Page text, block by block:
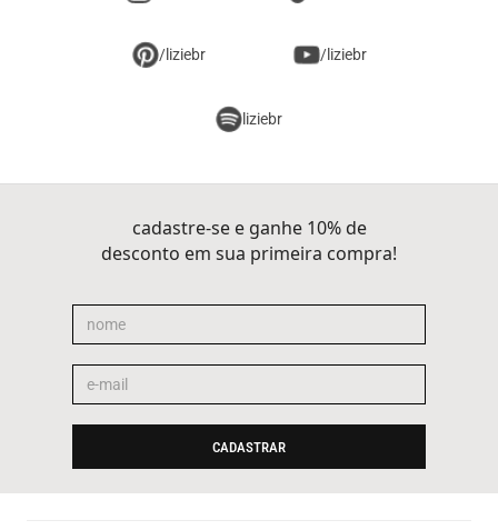
/liziebr /liziebr
liziebr
cadastre-se e ganhe 10% de
desconto em sua primeira compra!
CADASTRAR